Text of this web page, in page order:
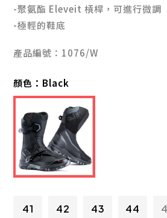
-聚氨酯 Eleveit 槓桿，可進行微調
-極輕的鞋底
產品編號：1076/W
顏色： Black
41 42 43 44